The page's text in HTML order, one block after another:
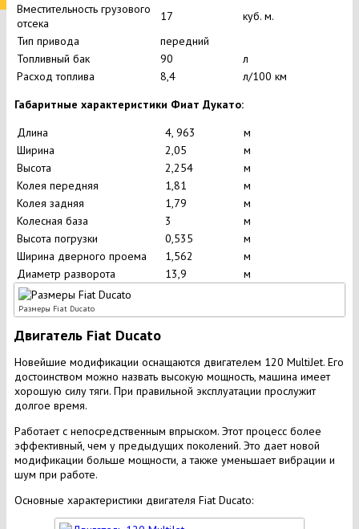
Вместительность грузового
отсека
17
куб. м.
Тип привода
передний
Топливный бак
90
л
Расход топлива
8,4
л/100 км
Габаритные характеристики Фиат Дукато:
Длина
4, 963
м
Ширина
2,05
м
Высота
2,254
м
Колея передняя
1,81
м
Колея задняя
1,79
м
Колесная база
3
м
Высота погрузки
0,535
м
Ширина дверного проема
1,562
м
Диаметр разворота
13,9 м
Размеры Fiat Ducato
Двигатель Fiat Ducato
Новейшие модификации оснащаются двигателем 120 MultiJet. Его
достоинством можно назвать высокую мощность, машина имеет
хорошую силу тяги. При правильной эксплуатации прослужит
долгое время.
Работает с непосредственным впрыском. Этот процесс более
эффективный, чем у предыдущих поколений. Это дает новой
модификации больше мощности, а также уменьшает вибрации и
шум при работе.
Основные характеристики двигателя Fiat Ducato: